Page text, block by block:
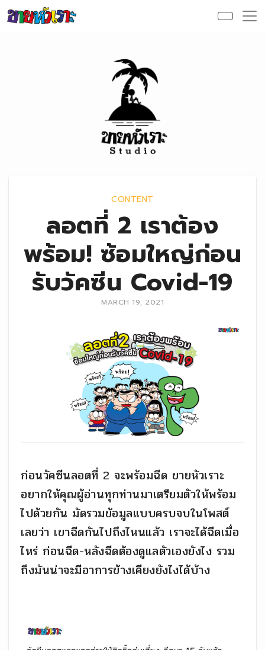
Skip to content
CONTENT
ลอตที่ 2 เราต้อง
พร้อม! ซ้อมใหญ่ก่อน
รับวัคซีน Covid-19
MARCH 19, 2021
ก่อนวัคซีนลอตที่ 2 จะพร้อมฉีด ขายหัวเราะ
อยากให้คุณผู้อ่านทุกท่านมาเตรียมตัวให้พร้อม
ไปด้วยกัน มัดรวมข้อมูลแบบครบจบในโพสต์
เลยว่า เขาฉีดกันไปถึงไหนแล้ว เราจะได้ฉีดเมื่อ
ไหร่ ก่อนฉีด-หลังฉีดต้องดูแลตัวเองยังไง รวม
ถึงมันน่าจะมีอาการข้างเคียงยังไงได้บ้าง